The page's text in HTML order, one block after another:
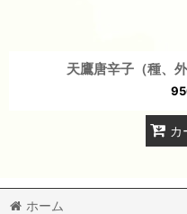
天鷹唐辛子（種、
カ
ホーム